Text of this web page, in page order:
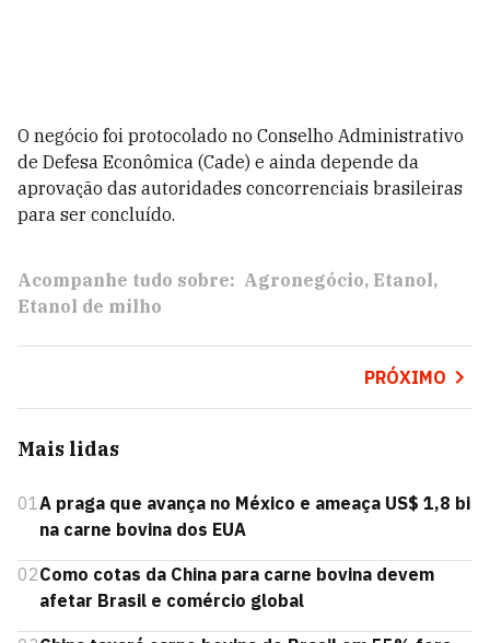
O negócio foi protocolado no Conselho Administrativo
de Defesa Econômica (Cade) e ainda depende da
aprovação das autoridades concorrenciais brasileiras
para ser concluído.
Acompanhe tudo sobre: Agronegócio Etanol
Etanol de milho
PRÓXIMO
Mais lidas
01A praga que avança no México e ameaça US$ 1,8 bi
na carne bovina dos EUA
02Como cotas da China para carne bovina devem
afetar Brasil e comércio global